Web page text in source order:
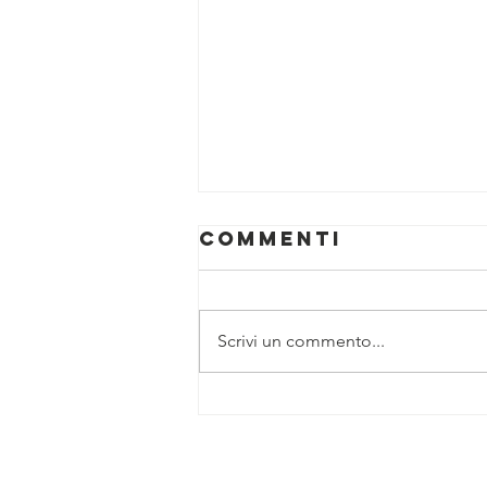
Commenti
Scrivi un commento...